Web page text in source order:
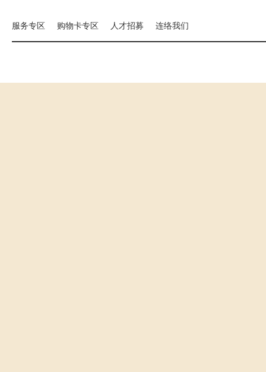
服务专区 购物卡专区 人才招募 连络我们